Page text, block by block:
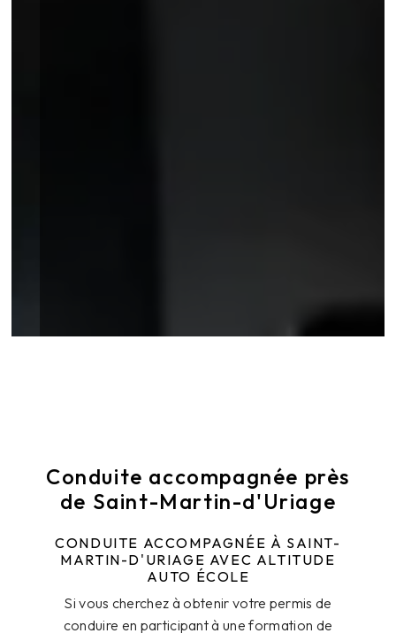
Conduite accompagnée près
de Saint-Martin-d'Uriage
CONDUITE ACCOMPAGNÉE À SAINT-
MARTIN-D'URIAGE AVEC ALTITUDE
AUTO ÉCOLE
Si vous cherchez à obtenir votre permis de
conduire en participant à une formation de